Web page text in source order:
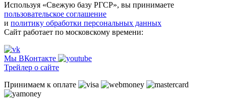
Используя «Свежую базу РГСР», вы принимаете
пользовательское соглашение
и политику обработки персональных данных
Сайт работает по московскому времени:
Мы ВКонтакте
Трейлер о сайте
Принимаем к оплате